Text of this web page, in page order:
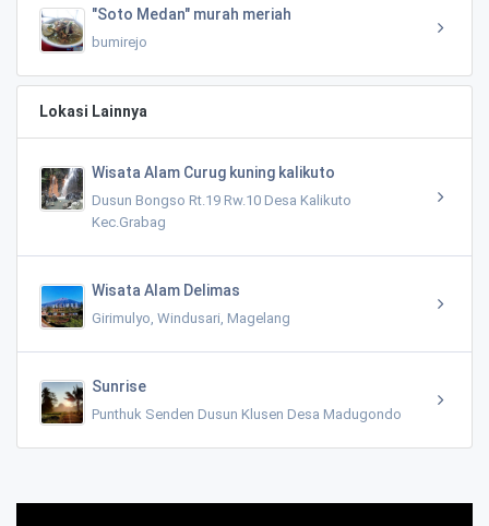
"Soto Medan" murah meriah
bumirejo
Lokasi Lainnya
Wisata Alam Curug kuning kalikuto
Dusun Bongso Rt.19 Rw.10 Desa Kalikuto
Kec.Grabag
Wisata Alam Delimas
Girimulyo, Windusari, Magelang
Sunrise
Punthuk Senden Dusun Klusen Desa Madugondo